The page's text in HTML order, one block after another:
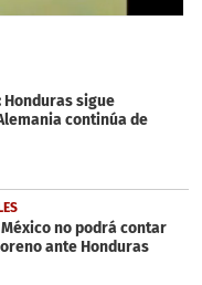
Honduras sigue
continúa de
no podrá contar
ante Honduras